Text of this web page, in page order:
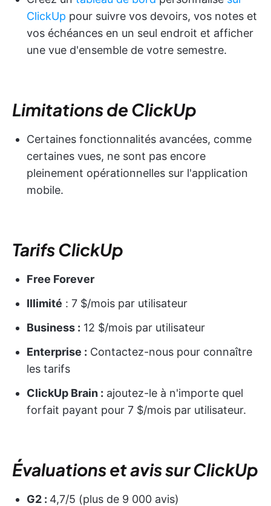
ClickUp pour suivre vos devoirs, vos notes et
vos échéances en un seul endroit et afficher
une vue d'ensemble de votre semestre.
Limitations de ClickUp
Certaines fonctionnalités avancées, comme
certaines vues, ne sont pas encore
pleinement opérationnelles sur l'application
mobile.
Tarifs ClickUp
Free Forever
Illimité : 7 $/mois par utilisateur
Business : 12 $/mois par utilisateur
Enterprise : Contactez-nous pour connaître
les tarifs
ClickUp Brain : ajoutez-le à n'importe quel
forfait payant pour 7 $/mois par utilisateur.
Évaluations et avis sur ClickUp
G2 : 4,7/5 (plus de 9 000 avis)